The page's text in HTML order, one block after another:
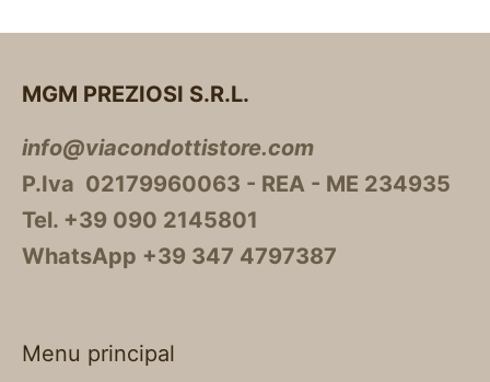
MGM PREZIOSI S.R.L.
info@viacondottistore.com
P.Iva 02179960063 - REA - ME 234935
Tel. +39 090 2145801
WhatsApp +39 347 4797387
Menu principal